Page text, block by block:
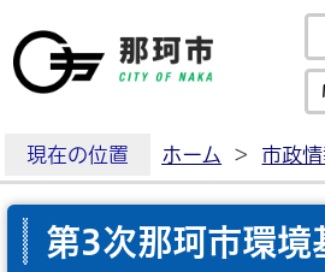
現在の位置 ホーム > 市政
第3次那珂市環境